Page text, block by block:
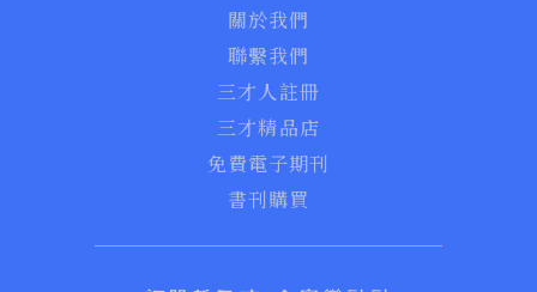
關於我們
聯繫我們
三才人註冊
三才精品店
免費電子期刊
書刊購買